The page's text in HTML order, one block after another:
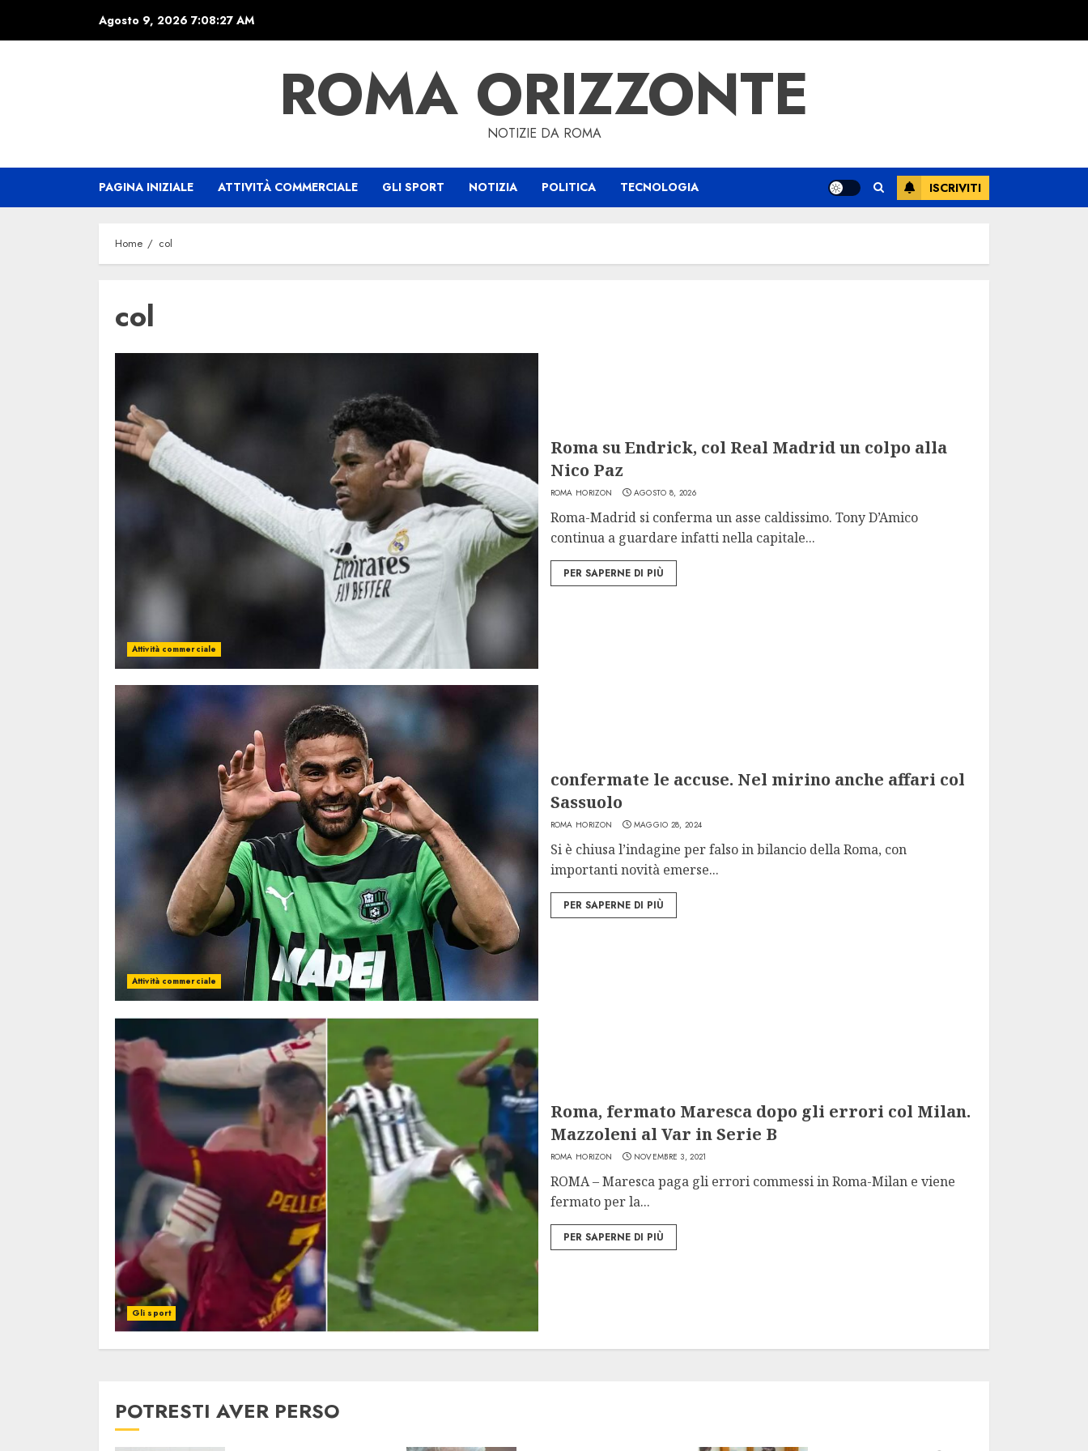
Agosto 9, 2026 7:08:28 AM
ROMA ORIZZONTE
NOTIZIE DA ROMA
PAGINA INIZIALE ATTIVITÀ COMMERCIALE GLI SPORT NOTIZIA POLITICA TECNOLOGIA ISCRIVITI
Home col
col
Attività commerciale
Roma su Endrick, col Real Madrid un colpo alla
Nico Paz
ROMA HORIZON AGOSTO 8, 2026
Roma-Madrid si conferma un asse caldissimo. Tony D’Amico
continua a guardare infatti nella capitale...
PER SAPERNE DI PIÙ
Attività commerciale
confermate le accuse. Nel mirino anche affari col
Sassuolo
ROMA HORIZON MAGGIO 28, 2024
Si è chiusa l’indagine per falso in bilancio della Roma, con
importanti novità emerse...
PER SAPERNE DI PIÙ
Gli sport
Roma, fermato Maresca dopo gli errori col Milan.
Mazzoleni al Var in Serie B
ROMA HORIZON NOVEMBRE 3, 2021
ROMA – Maresca paga gli errori commessi in Roma-Milan e viene
fermato per la...
PER SAPERNE DI PIÙ
POTRESTI AVER PERSO